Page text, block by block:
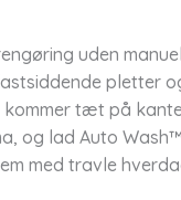
uden
pletter
kommer tæt på
og lad Auto
med travle